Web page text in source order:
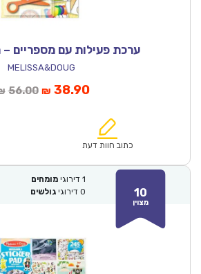
ערכת פעילות עם מספריים –
MELISSA&DOUG
56.00המחיר
₪56.00.
₪ 38.90המחיר
הוא:
כתוב חוות דעת
10
מצוין
1 דירוגי מומחים
0 דירוגי גולשים